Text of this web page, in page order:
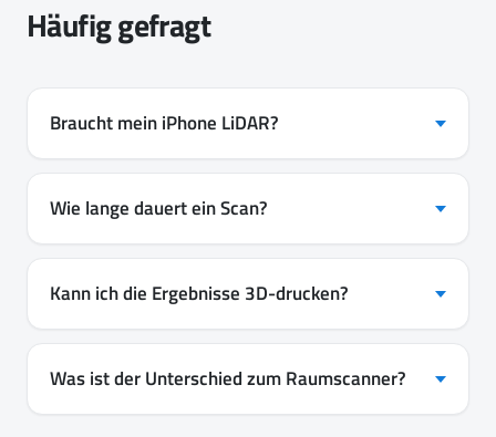
Häufig gefragt
Braucht mein iPhone LiDAR?
Wie lange dauert ein Scan?
Kann ich die Ergebnisse 3D-drucken?
Was ist der Unterschied zum Raumscanner?